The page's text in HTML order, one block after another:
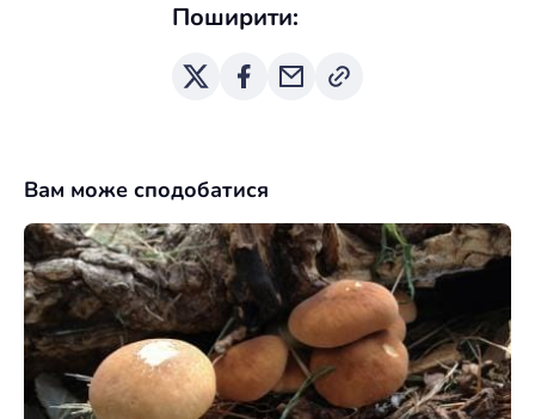
Поширити:
Вам може сподобатися